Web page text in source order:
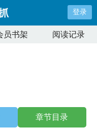
登录
员书架 阅读记录
章节目录